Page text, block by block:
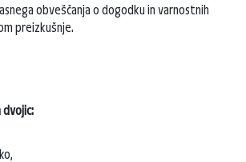
obveščanja o dogodku in varnostnih
preizkušnje.
dvojic: